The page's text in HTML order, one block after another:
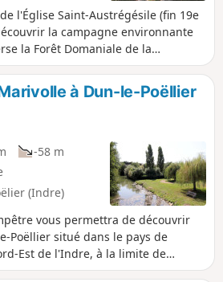
l'Église Saint-Austrégésile (fin 19e
la campagne environnante
la Forêt Domaniale de la
deux menhirs de Tréfoux.
à Dun-le-Poëllier
-58 m
(Indre)
vous permettra de découvrir
Poëllier situé dans le pays de
Est de l'Indre, à la limite de
routes et d'agréables chemins,